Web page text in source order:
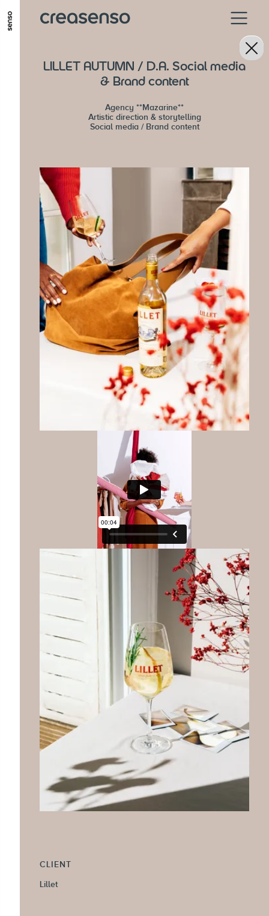
ALLER AU CONTENU PRINCIPAL
ALLER EN BAS DE PAGE
LILLET AUTUMN / D.A. Social media
& Brand content
Agency **Mazarine**
Artistic direction & storytelling
Social media / Brand content
CLIENT
Lillet